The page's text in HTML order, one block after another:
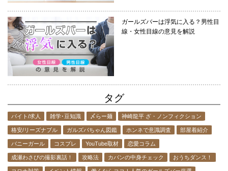
ガールズバーは浮気に入る？男性目
線・女性目線の意見を解説
タグ
バイト/求人 雑学･豆知識 〆らー麺 神崎龍平 ざ・ノンフィクション
格安/リーズナブル ガルズバちゃん図鑑 ホンネで意識調査 部屋着紹介
バニーガール コスプレ YouTube取材 恋愛コラム
成瀬わさびの撮影裏話！ 攻略法 カバンの中身チェック おうちダンス！